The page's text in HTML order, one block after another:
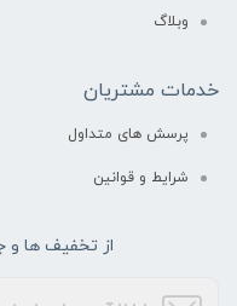
وبلاگ
خدمات مشتریان
پرسش های متداول
شرایط و قوانین
از تخفیف ها و